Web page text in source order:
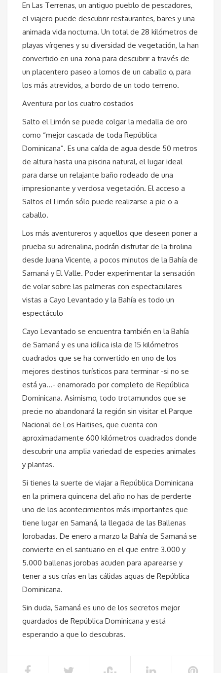
En Las Terrenas, un antiguo pueblo de pescadores,
el viajero puede descubrir restaurantes, bares y una
animada vida nocturna. Un total de 28 kilómetros de
playas vírgenes y su diversidad de vegetación, la han
convertido en una zona para descubrir a través de
un placentero paseo a lomos de un caballo o, para
los más atrevidos, a bordo de un todo terreno.
Aventura por los cuatro costados
Salto el Limón se puede colgar la medalla de oro
como “mejor cascada de toda República
Dominicana”. Es una caída de agua desde 50 metros
de altura hasta una piscina natural, el lugar ideal
para darse un relajante baño rodeado de una
impresionante y verdosa vegetación. El acceso a
Saltos el Limón sólo puede realizarse a pie o a
caballo.
Los más aventureros y aquellos que deseen poner a
prueba su adrenalina, podrán disfrutar de la tirolina
desde Juana Vicente, a pocos minutos de la Bahía de
Samaná y El Valle. Poder experimentar la sensación
de volar sobre las palmeras con espectaculares
vistas a Cayo Levantado y la Bahía es todo un
espectáculo
Cayo Levantado se encuentra también en la Bahía
de Samaná y es una idílica isla de 15 kilómetros
cuadrados que se ha convertido en uno de los
mejores destinos turísticos para terminar -si no se
está ya…- enamorado por completo de República
Dominicana. Asimismo, todo trotamundos que se
precie no abandonará la región sin visitar el Parque
Nacional de Los Haitises, que cuenta con
aproximadamente 600 kilómetros cuadrados donde
descubrir una amplia variedad de especies animales
y plantas.
Si tienes la suerte de viajar a República Dominicana
en la primera quincena del año no has de perderte
uno de los acontecimientos más importantes que
tiene lugar en Samaná, la llegada de las Ballenas
Jorobadas. De enero a marzo la Bahía de Samaná se
convierte en el santuario en el que entre 3.000 y
5.000 ballenas jorobas acuden para aparearse y
tener a sus crías en las cálidas aguas de República
Dominicana.
Sin duda, Samaná es uno de los secretos mejor
guardados de República Dominicana y está
esperando a que lo descubras.